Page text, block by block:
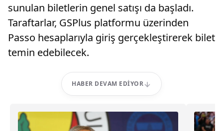
sunulan biletlerin genel satışı da başladı.
Taraftarlar, GSPlus platformu üzerinden
Passo hesaplarıyla giriş gerçekleştirerek bilet
temin edebilecek.
HABER DEVAM EDIYOR